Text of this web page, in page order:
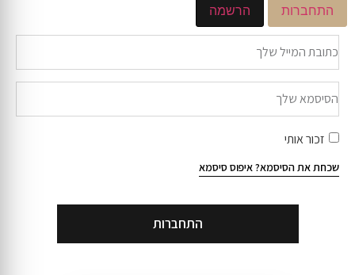
התחברות הרשמה
זכור אותי
שכחת את הסיסמא?איפוס סיסמא
התחברות